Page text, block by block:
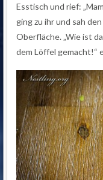
Esstisch und rief:
ging zu ihr und sah
Oberfläche. „Wie ist
dem Löffel gemacht!“